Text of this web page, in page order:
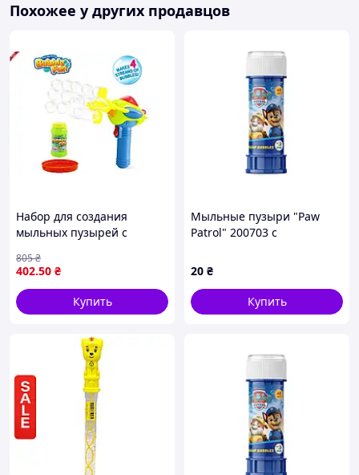
Высококачественное компактное устройство для
создания впечатляющих спецэффектов. Отличное
решение для небольших студий или залов. Компактные
размеры, небольшой вес, дальность распыления до 5
м. Отличается высоким качеством изготовления,
удобством и простотой в эксплуатации, надежностью и
долговечностью.
Похожее у других продавцов
Набор для создания
мыльных пузырей с
19x8x24,7 см от BUBBLE
FUN
402.50 ₴
805₴
Купить
Мыльные пузыри "Paw
Patrol" 200703 с
20 ₴
Купить